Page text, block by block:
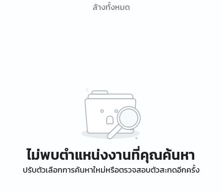
ล้างทั้งหมด
ไม่พบตำแหน่งงานที่คุณค้นหา
ปรับตัวเลือกการค้นหาใหม่หรือตรวจสอบตัวสะกดอีกครั้ง